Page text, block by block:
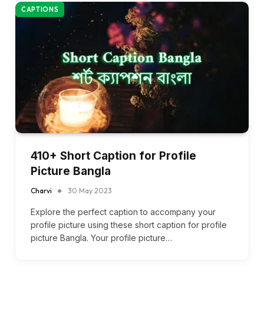
CAPTIONS
410+ Short Caption for Profile
Picture Bangla
Charvi 30 May 2023
Explore the perfect caption to accompany your
profile picture using these short caption for profile
picture Bangla. Your profile picture…